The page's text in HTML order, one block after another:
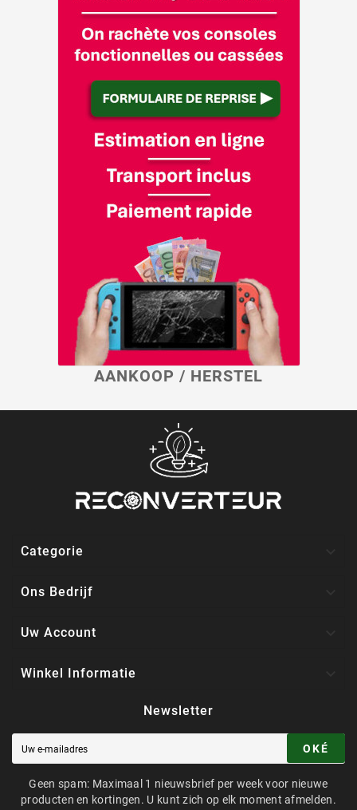
AANKOOP / HERSTEL
Categorie
Ons Bedrijf
Uw Account
Winkel Informatie
Newsletter
OKÉ
Geen spam: Maximaal 1 nieuwsbrief per week voor nieuwe
producten en kortingen. U kunt zich op elk moment afmelden.